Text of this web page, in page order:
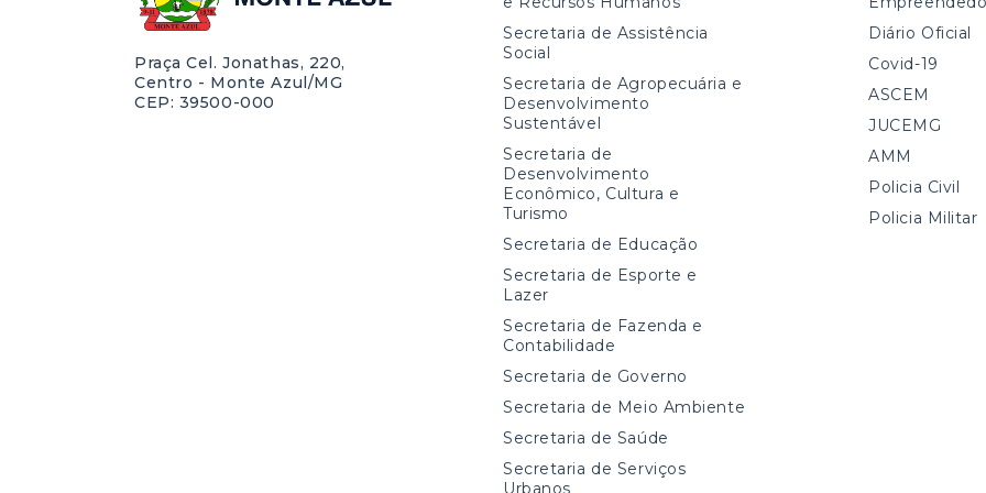
Praça Cel. Jonathas, 220,
Centro - Monte Azul/MG
CEP: 39500-000
Secretaria de Assistência
Social
Secretaria de Agropecuária e
Desenvolvimento
Sustentável
Secretaria de
Desenvolvimento
Econômico, Cultura e
Turismo
Secretaria de Educação
Secretaria de Esporte e
Lazer
Secretaria de Fazenda e
Contabilidade
Secretaria de Governo
Secretaria de Meio Ambiente
Secretaria de Saúde
Secretaria de Serviços
Urbanos
Diário Oficial
Covid-19
ASCEM
JUCEMG
AMM
Policia Civil
Policia Militar